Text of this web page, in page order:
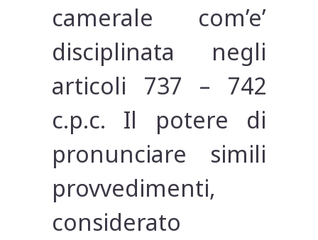
camerale com’e’
disciplinata negli
articoli 737 – 742
c.p.c. Il potere di
pronunciare simili
provvedimenti,
considerato